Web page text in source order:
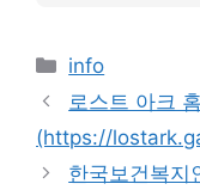
카
테
리
info
로스트 아크
(https://
한국보건복지